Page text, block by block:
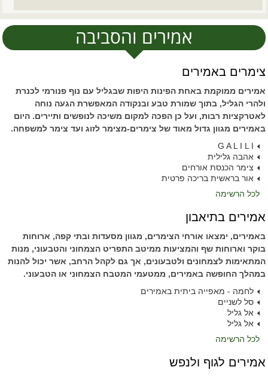
אמירים והסביבה
צימרים באמירים
אמירים ממוקמת באחת הפינות היפות שבגליל עם נוף פנורמי לכנרת
ולהרי הגליל, בתוך שמורת טבע ובנקודה המאפשרת הגעה נוחה
לאטרקציות רבות, ועל כן הפכה למקום משיכה לנופשים ותיירים. היום
באמירים מגוון גדול מאוד של צימרים-מצימר לזוג ועד צימר למשפחה.
G A L I L I
אהבה גלילית
צימר הכנסת אורחים
אור בראשית בריכה פרטית
לכל הרשימה
אמירים בתיאבון
באמירים, ימצאו אורחי הצימרים, מגוון מסעדות ובתי קפה, ארוחות
בוקר וארוחות שף והמציעות ממיטב התפריט הצמחוני והטבעוני, מנות
המתאימות לצמחונים ולטבעונים, אך גם לקהל הרחב, אשר יכול להנות
במהלך החופשה באמירים, ממטעמי המטבח הצמחוני או הטבעוני.
לחמה - מאפייה ביתית באמירים
סל לשניים
אל גליל
אל גליל
לכל הרשימה
אמירים לגוף ולנפש